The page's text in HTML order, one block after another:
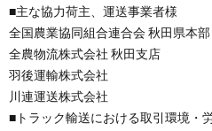
■主な協力荷主、運送事業者様
全国農業協同組合連合会 秋田県本部
全農物流株式会社 秋田支店
羽後運輸株式会社
川連運送株式会社
■トラック輸送における取引環境・